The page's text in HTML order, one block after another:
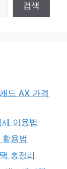
검색
드 AX 가격
이용법
용법
총정리